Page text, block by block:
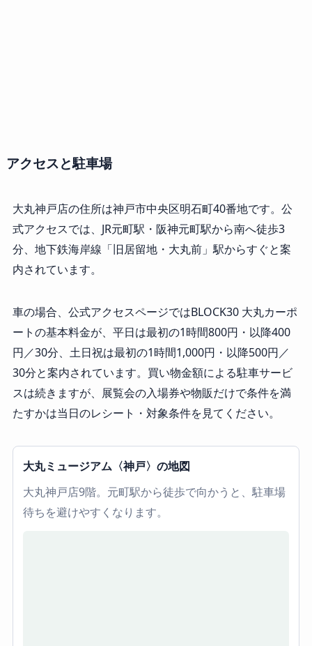
アクセスと駐車場
大丸神戸店の住所は神戸市中央区明石町40番地です。公
式アクセスでは、JR元町駅・阪神元町駅から南へ徒歩3
分、地下鉄海岸線「旧居留地・大丸前」駅からすぐと案
内されています。
車の場合、公式アクセスページではBLOCK30 大丸カーポ
ートの基本料金が、平日は最初の1時間800円・以降400
円／30分、土日祝は最初の1時間1,000円・以降500円／
30分と案内されています。買い物金額による駐車サービ
スは続きますが、展覧会の入場券や物販だけで条件を満
たすかは当日のレシート・対象条件を見てください。
大丸ミュージアム〈神戸〉の地図
大丸神戸店9階。元町駅から徒歩で向かうと、駐車場
待ちを避けやすくなります。